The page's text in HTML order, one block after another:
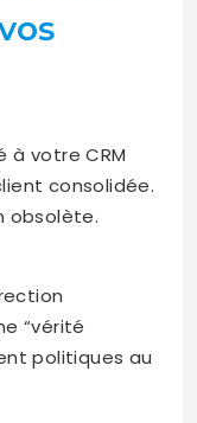
à votre CRM
consolidée.
obsolète.
“vérité
politiques au